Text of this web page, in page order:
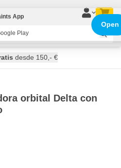
se envía hoy
desde 150,- €
orbital Delta con
App
Play
Open